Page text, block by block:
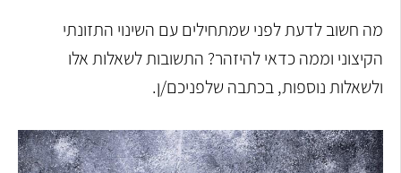
מה חשוב לדעת לפני שמתחילים עם השינוי התזונתי
הקיצוני וממה כדאי להיזהר? התשובות לשאלות אלו
ולשאלות נוספות, בכתבה שלפניכם/ן.